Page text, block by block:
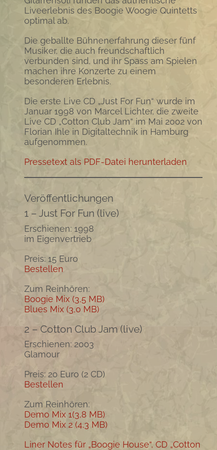
Liveerlebnis des Boogie Woogie Quintetts
optimal ab.
Die geballte Bühnenerfahrung dieser fünf
Musiker, die auch freundschaftlich
verbunden sind, und ihr Spass am Spielen
machen ihre Konzerte zu einem
besonderen Erlebnis.
Die erste Live CD „Just For Fun“ wurde im
Januar 1998 von Marcel Lichter, die zweite
Live CD „Cotton Club Jam“ im Mai 2002 von
Florian Ihle in Digitaltechnik in Hamburg
aufgenommen.
Pressetext als PDF-Datei herunterladen
Veröffentlichungen
1 – Just For Fun (live)
Erschienen: 1998
im Eigenvertrieb
Preis: 15 Euro
Bestellen
Zum Reinhören:
Boogie Mix (3,5 MB)
Blues Mix (3,0 MB)
2 – Cotton Club Jam (live)
Erschienen: 2003
Glamour
Preis: 20 Euro (2 CD)
Bestellen
Zum Reinhören:
Demo Mix 1(3,8 MB)
Demo Mix 2 (4,3 MB)
Liner Notes für „Boogie House“, CD „Cotton